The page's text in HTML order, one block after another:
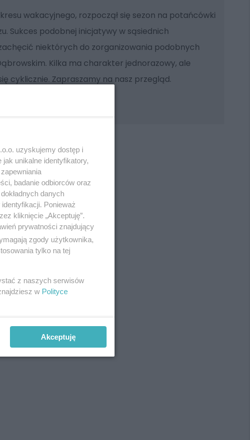
wakacyjnego, rozpoczął się sezon na potańcówki
Sukces podobnej inicjatywy w sąsiednich
niektórych do zorganizowania podobnych
Kilka ma charakter jednorazowy, ale
cyklicznie. Zapraszamy na nasz przegląd.
REKLAMA
uzyskujemy dostęp i
unikalne identyfikatory,
badanie odbiorców oraz
danych
Ponieważ
kliknięcie „Akceptuję”.
prywatności znajdujący
zgody użytkownika,
tylko na tej
z naszych serwisów
w Polityce
Akceptuję